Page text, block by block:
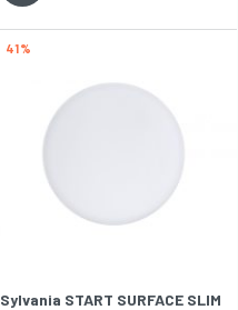
41
Sylvania START SURFACE SLIM